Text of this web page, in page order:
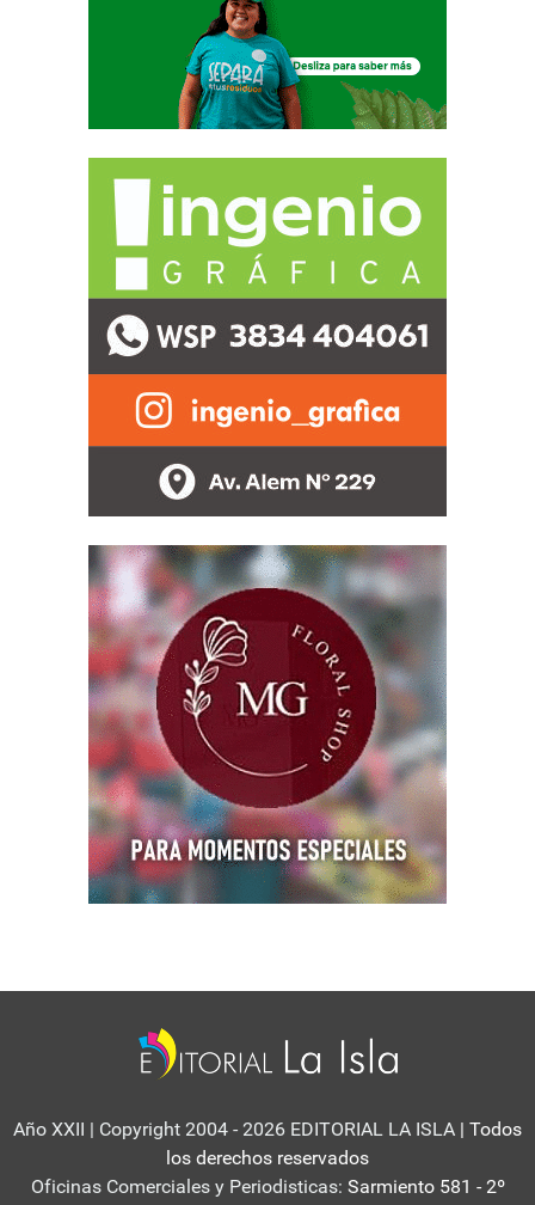
Año XXII | Copyright 2004 - 2026 EDITORIAL LA ISLA | Todos
los derechos reservados
Oficinas Comerciales y Periodisticas: Sarmiento 581 - 2º